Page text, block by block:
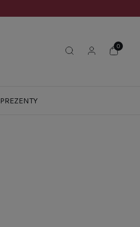
PREZENTY